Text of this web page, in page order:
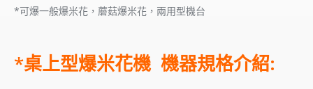
*可爆一般爆米花，蘑菇爆米花，兩用型機台
*桌上型爆米花機 機器規格介紹: